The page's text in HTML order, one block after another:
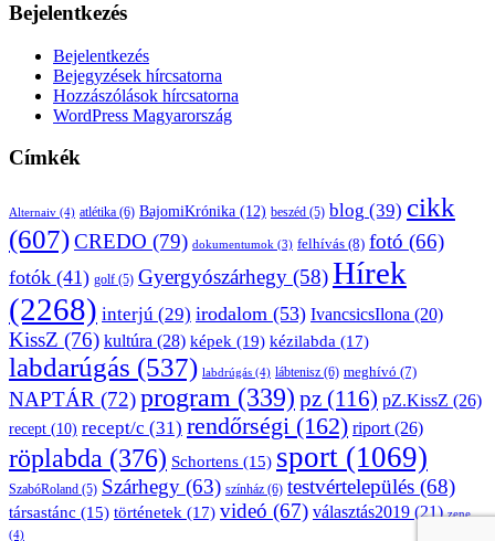
Bejelentkezés
Bejelentkezés
Bejegyzések hírcsatorna
Hozzászólások hírcsatorna
WordPress Magyarország
Címkék
Alternaiv (4) atlétika (6) BajomiKrónika (12) beszéd (5) blog (39) cikk
(607)CREDO (79) dokumentumok (3) felhívás (8) fotó (66)
fotók (41) golf (5) Gyergyószárhegy (58)Hírek
(2268) interjú (29) irodalom (53) IvancsicsIlona (20)
KissZ (76) kultúra (28) képek (19) kézilabda (17)
labdarúgás (537) labdrúgás (4) lábtenisz (6) meghívó (7)
NAPTÁR (72)program (339) pz (116) pZ.KissZ (26)
recept (10) recept/c (31) rendőrségi (162) riport(26)
röplabda (376) Schortens (15) sport (1069)
SzabóRoland (5) Szárhegy (63) színház (6) testvértelepülés (68)
társastánc (15) történetek (17) videó (67) választás2019 (21) zene
(4)